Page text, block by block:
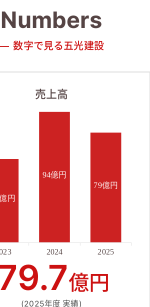
Numbers
数字で見る五光建設
売上高
円
94億円
79億円
2024 2025
億円
(2025年度 実績)